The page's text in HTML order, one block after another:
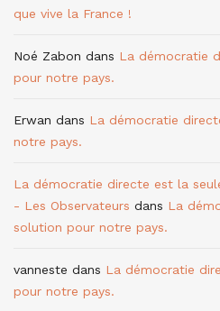
que vive la France !
Noé Zabon dans La démocratie
pour notre pays.
Erwan dans La démocratie
notre pays.
La démocratie directe est la
- Les Observateurs dans La
solution pour notre pays.
vanneste dans La démocratie
pour notre pays.